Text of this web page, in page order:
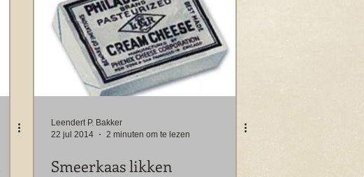
Leendert P. Bakker
22 jul 2014
2 minuten om te lezen
Smeerkaas likken